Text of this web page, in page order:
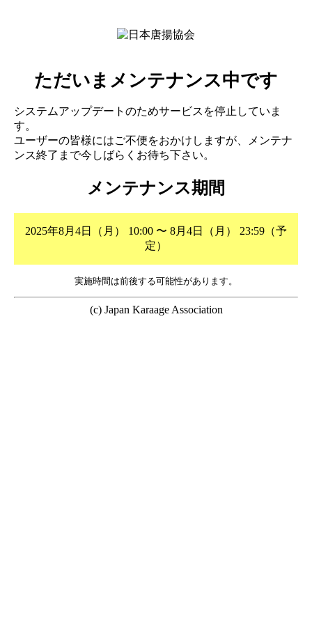
ただいまメンテナンス中です
システムアップデートのためサービスを停止していま
す。
ユーザーの皆様にはご不便をおかけしますが、メンテナ
ンス終了まで今しばらくお待ち下さい。
メンテナンス期間
2025年8月4日（月） 10:00 〜 8月4日（月） 23:59（予
定）
実施時間は前後する可能性があります。
(c) Japan Karaage Association